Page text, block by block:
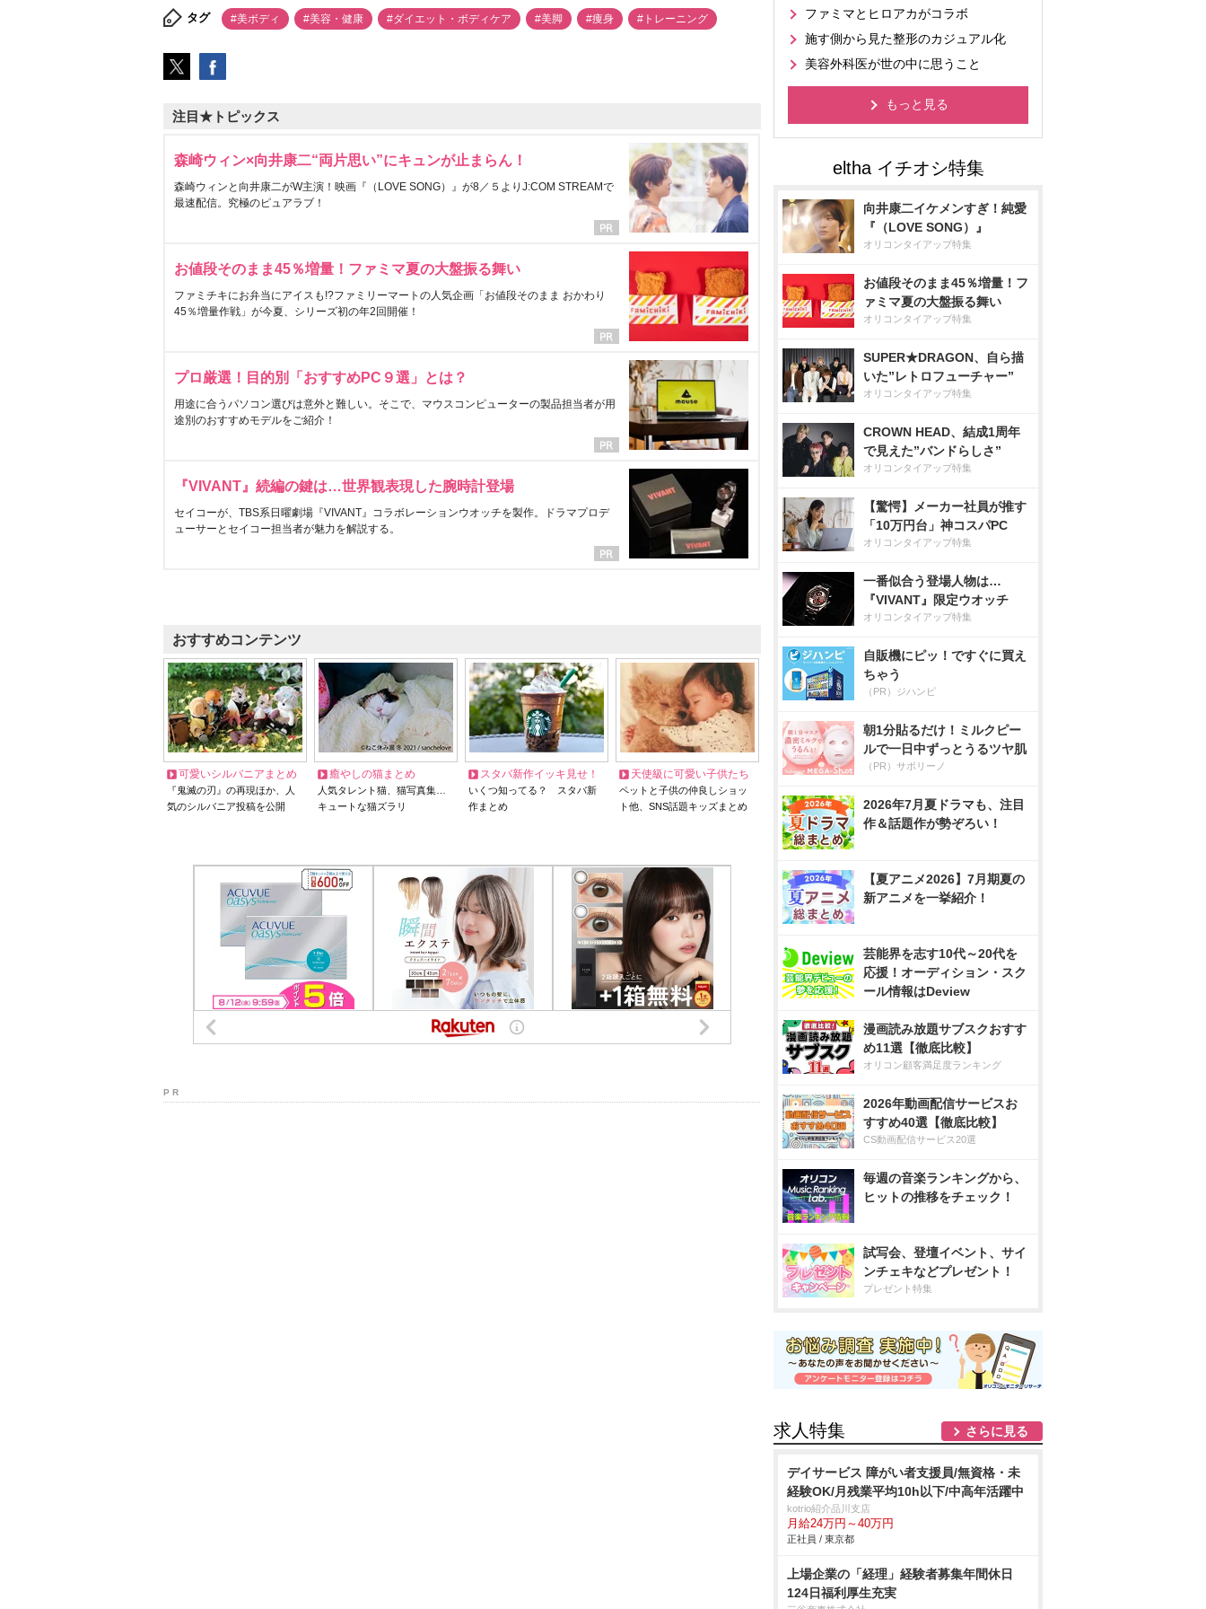
タグ #美ボディ #美容・健康 #ダイエット・ボディケア #美脚 #痩身 #トレーニング
注目★トピックス
森崎ウィン×向井康二“両片思い”にキュンが止まらん！
森崎ウィンと向井康二がW主演！映画『（LOVE SONG）』が8／５よりJ:COM STREAMで
最速配信。究極のピュアラブ！
お値段そのまま45％増量！ファミマ夏の大盤振る舞い
ファミチキにお弁当にアイスも!?ファミリーマートの人気企画「お値段そのまま おかわり
45％増量作戦」が今夏、シリーズ初の年2回開催！
プロ厳選！目的別「おすすめPC９選」とは？
用途に合うパソコン選びは意外と難しい。そこで、マウスコンピューターの製品担当者が用
途別のおすすめモデルをご紹介！
『VIVANT』続編の鍵は…世界観表現した腕時計登場
セイコーが、TBS系日曜劇場『VIVANT』コラボレーションウオッチを製作。ドラマプロデ
ューサーとセイコー担当者が魅力を解説する。
おすすめコンテンツ
可愛いシルバニアまとめ
『鬼滅の刃』の再現ほか、人
気のシルバニア投稿を公開
癒やしの猫まとめ
人気タレント猫、猫写真集…
キュートな猫ズラリ
スタバ新作イッキ見せ！
いくつ知ってる？ スタバ新
作まとめ
天使級に可愛い子供たち
ペットと子供の仲良しショッ
ト他、SNS話題キッズまとめ
P R
ファミマとヒロアカがコラボ
施す側から見た整形のカジュアル化
美容外科医が世の中に思うこと
もっと見る
向井康二イケメンすぎ！純愛
『（LOVE SONG）』
オリコンタイアップ特集
お値段そのまま45％増量！フ
ァミマ夏の大盤振る舞い
オリコンタイアップ特集
SUPER★DRAGON、自ら描
いた”レトロフューチャー”
オリコンタイアップ特集
CROWN HEAD、結成1周年
で見えた”バンドらしさ”
オリコンタイアップ特集
【驚愕】メーカー社員が推す
「10万円台」神コスパPC
オリコンタイアップ特集
一番似合う登場人物は…
『VIVANT』限定ウオッチ
オリコンタイアップ特集
自販機にピッ！ですぐに買え
ちゃう
（PR）ジハンピ
朝1分貼るだけ！ミルクピー
ルで一日中ずっとうるツヤ肌
（PR）サボリーノ
2026年7月夏ドラマも、注目
作＆話題作が勢ぞろい！
【夏アニメ2026】7月期夏の
新アニメを一挙紹介！
芸能界を志す10代～20代を
応援！オーディション・スク
ール情報はDeview
漫画読み放題サブスクおすす
め11選【徹底比較】
オリコン顧客満足度ランキング
2026年動画配信サービスお
すすめ40選【徹底比較】
CS動画配信サービス20選
毎週の音楽ランキングから、
ヒットの推移をチェック！
試写会、登壇イベント、サイ
ンチェキなどプレゼント！
プレゼント特集
求人特集 さらに見る
デイサービス 障がい者支援員/無資格・未
経験OK/月残業平均10h以下/中高年活躍中
kotrio紹介品川支店
月給24万円～40万円
正社員 / 東京都
上場企業の「経理」経験者募集年間休日
124日福利厚生充実